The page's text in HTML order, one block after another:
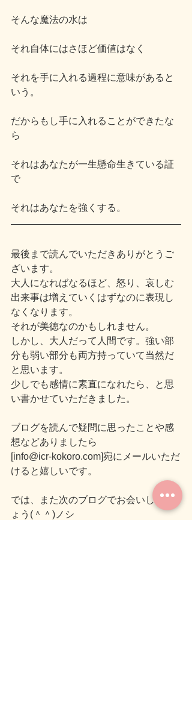
そんな魔法の水は
それ自体にはさほど価値はなく
それを手に入れる過程に意味があると
いう。
だからもし手に入れることができたな
ら
それはあなたが一生懸命生きている証
で
それはあなたを強くする。
最後まで読んでいただきありがとうご
ざいます。
大人になればなるほど、怒り、哀しむ
出来事は増えていくはずなのに表現し
なくなります。
それが美徳なのかもしれません。
しかし、大人だって人間です。強い部
分も弱い部分も両方持っていて当然だ
と思います。
少しでも感情に素直になれたら、と思
い書かせていただきました。
ブログを読んで疑問に思ったことや感
想などありましたら
[info@icr-kokoro.com]宛にメールいただ
けると嬉しいです。
では、また次のブログでお会いしまし
ょう(＾＾)ノシ